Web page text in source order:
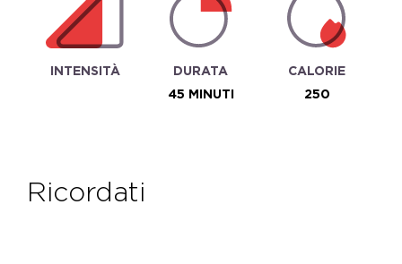
INTENSITÀ
DURATA
45 MINUTI
CALORIE
250
ricordati